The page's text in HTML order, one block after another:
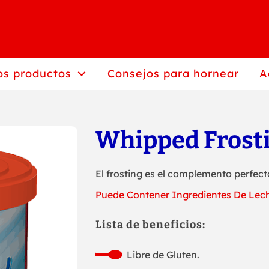
productos Consejos para hornear
Whipped
El frosting es el complemento
Puede Contener Ingredientes De
Lista de beneficios:
Libre de Gluten.